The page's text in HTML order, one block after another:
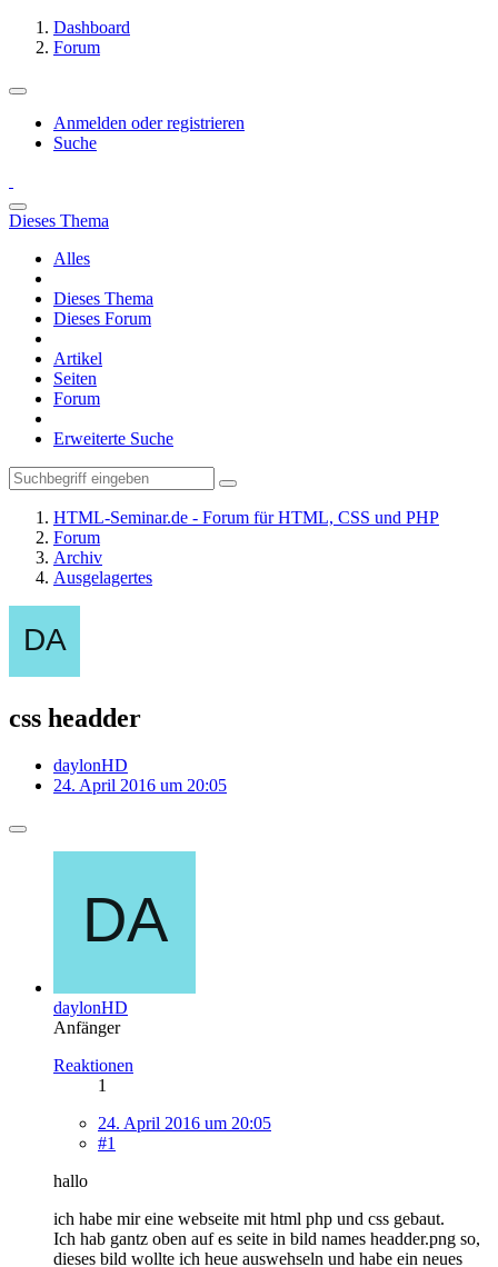
Dashboard
Forum
Anmelden oder registrieren
Suche
Dieses Thema
Alles
Dieses Thema
Dieses Forum
Artikel
Seiten
Forum
Erweiterte Suche
HTML-Seminar.de - Forum für HTML, CSS und PHP
Forum
Archiv
Ausgelagertes
css headder
daylonHD
24. April 2016 um 20:05
daylonHD
Anfänger
Reaktionen
1
24. April 2016 um 20:05
#1
hallo
ich habe mir eine webseite mit html php und css gebaut.
Ich hab gantz oben auf es seite in bild names headder.png so,
dieses bild wollte ich heue auswehseln und habe ein neues